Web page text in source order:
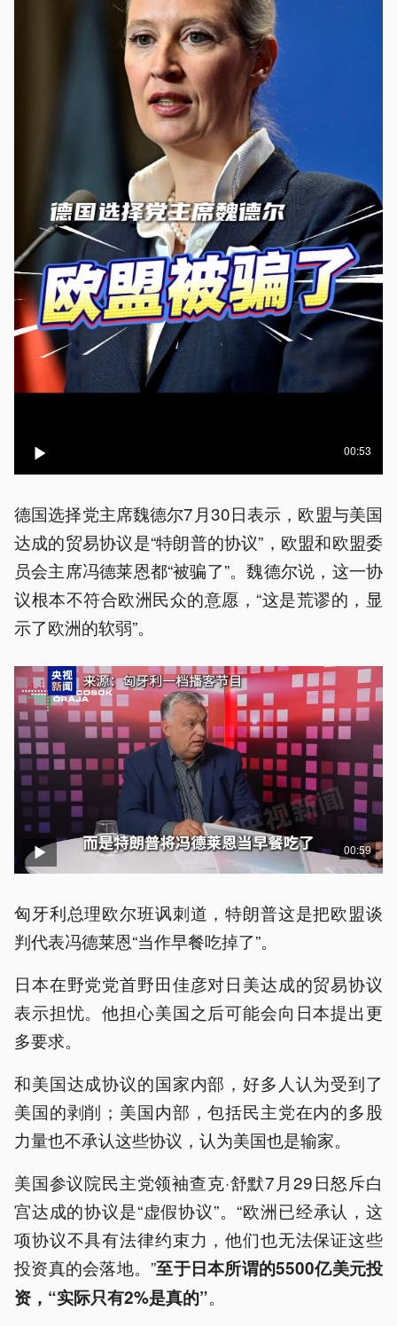
00:53
德国选择党主席魏德尔7月30日表示，欧盟与美国
达成的贸易协议是“特朗普的协议”，欧盟和欧盟委
员会主席冯德莱恩都“被骗了”。魏德尔说，这一协
议根本不符合欧洲民众的意愿，“这是荒谬的，显
示了欧洲的软弱”。
00:59
匈牙利总理欧尔班讽刺道，特朗普这是把欧盟谈
判代表冯德莱恩“当作早餐吃掉了”。
日本在野党党首野田佳彦对日美达成的贸易协议
表示担忧。他担心美国之后可能会向日本提出更
多要求。
和美国达成协议的国家内部，好多人认为受到了
美国的剥削；美国内部，包括民主党在内的多股
力量也不承认这些协议，认为美国也是输家。
美国参议院民主党领袖查克·舒默7月29日怒斥白
宫达成的协议是“虚假协议”。“欧洲已经承认，这
项协议不具有法律约束力，他们也无法保证这些
投资真的会落地。”至于日本所谓的5500亿美元投
资，“实际只有2%是真的”。